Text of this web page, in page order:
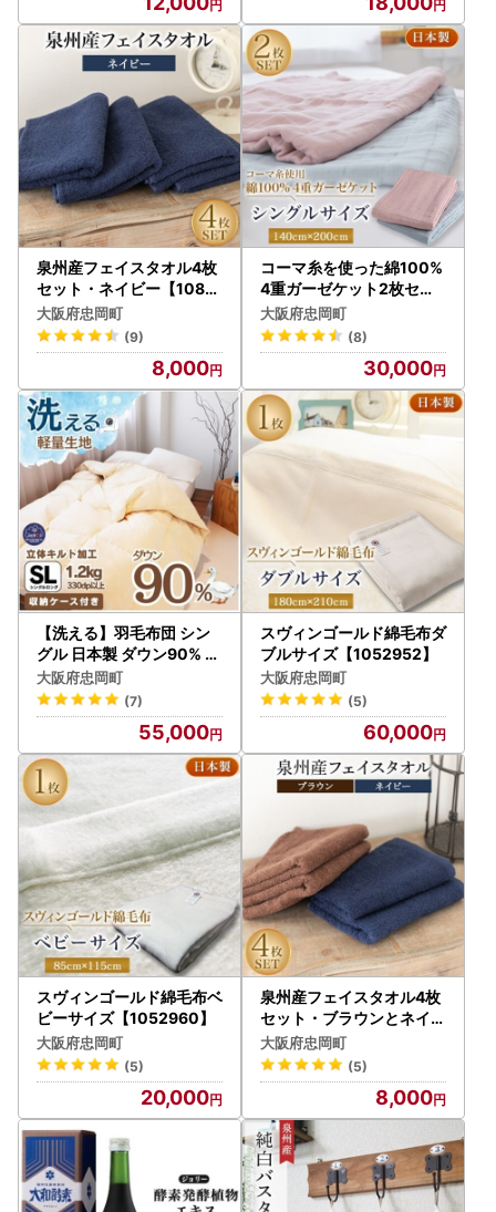
泉州産フェイスタオル4枚
セット・ネイビー【1082
356】
大阪府忠岡町
(9)
8,000
コーマ糸を使った綿100%
4重ガーゼケット2枚セッ
ト【1052954】
大阪府忠岡町
(8)
30,000
【洗える】羽毛布団 シン
グル 日本製 ダウン90% 1.
2kg 無地クリーム抗菌防
臭防ダニ立体キルト【112
7741】
大阪府忠岡町
(7)
55,000
スヴィンゴールド綿毛布ダ
ブルサイズ【1052952】
大阪府忠岡町
(5)
60,000
スヴィンゴールド綿毛布ベ
ビーサイズ【1052960】
大阪府忠岡町
(5)
20,000
泉州産フェイスタオル4枚
セット・ブラウンとネイビ
ー【1082360】
大阪府忠岡町
(5)
8,000